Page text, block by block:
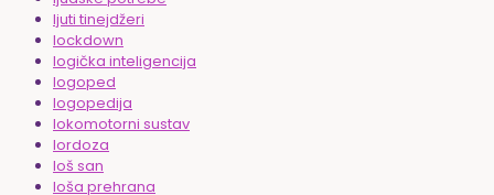
ljuti tinejdžeri
lockdown
logička inteligencija
logoped
logopedija
lokomotorni sustav
lordoza
loš san
loša prehrana